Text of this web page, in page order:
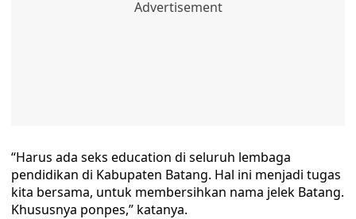
“Harus ada seks education di seluruh lembaga
pendidikan di Kabupaten Batang. Hal ini menjadi tugas
kita bersama, untuk membersihkan nama jelek Batang.
Khususnya ponpes,” katanya.